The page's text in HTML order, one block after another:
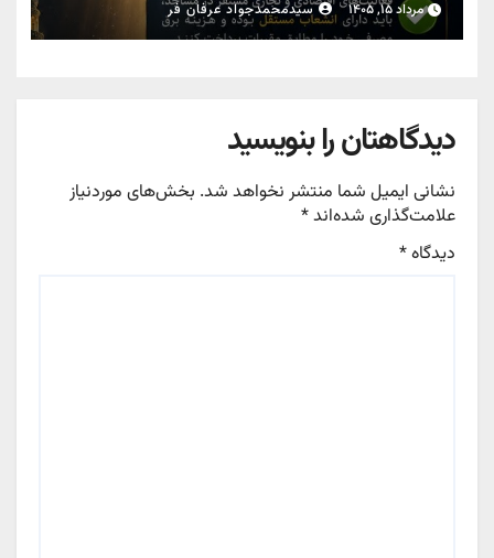
مرداد ۱۵, ۱۴۰۵ سیدمحمدجواد عرفان فر
دیدگاهتان را بنویسید
نشانی ایمیل شما منتشر نخواهد شد. بخش‌های موردنیاز
علامت‌گذاری شده‌اند*
دیدگاه*